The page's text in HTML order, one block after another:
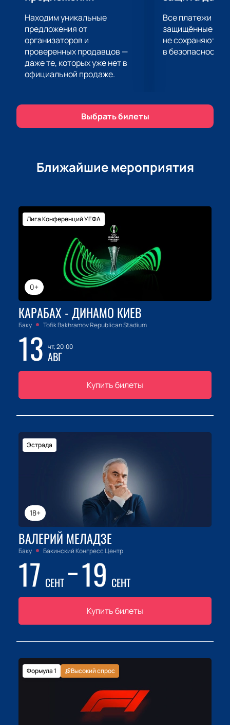
Находим уникальные
предложения от
организаторов и
проверенных продавцов —
даже те, которых уже нет в
официальной продаже.
Все платежи
защищённые
не сохраняются
в безопасности.
Выбрать билеты
Ближайшие мероприятия
0+
Лига Конференций УЕФА
КАРАБАХ - ДИНАМО КИЕВ
Баку Tofik Bakhramov Republican Stadium
13 чт, 20:00
АВГ
Купить билеты
18+
Эстрада
ВАЛЕРИЙ МЕЛАДЗЕ
Баку Бакинский Конгресс Центр
17 СЕНТ 19 СЕНТ
Купить билеты
Формула 1 Высокий спрос